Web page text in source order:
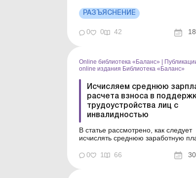
(начислять) сумму налогового
обязательства по НДФЛ
основании несоблюдения
установленного показателя
РАЗЪЯСНЕНИЕ
0 0 42
Online библиотека «Баланс» |
online издания Библиотека «Баланс»
Исчисляем среднюю
расчета взноса в
трудоустройства лиц с
инвалидностью
В статье рассмотрено, как следует
исчислять среднюю заработную
трудоустройства лиц с
согласно постановлению КМУ,
0 1 66